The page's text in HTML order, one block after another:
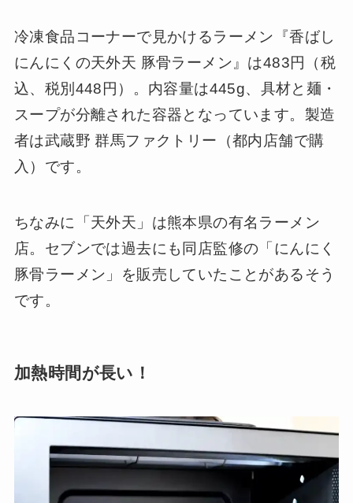
冷凍食品コーナーで見かけるラーメン『香ばし
にんにくの天外天 豚骨ラーメン』は483円（税
込、税別448円）。内容量は445g、具材と麺・
スープが分離された容器となっています。製造
者は武蔵野 群馬ファクトリー（都内店舗で購
入）です。
ちなみに「天外天」は熊本県の有名ラーメン
店。セブンでは過去にも同店監修の「にんにく
豚骨ラーメン」を販売していたことがあるそう
です。
加熱時間が長い！